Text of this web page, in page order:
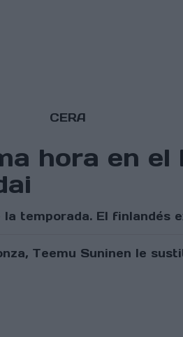
CERA
hora en el
temporada. El finlandés